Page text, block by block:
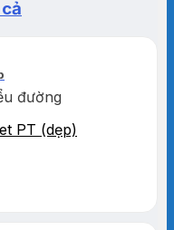
đường
PT (dẹp)